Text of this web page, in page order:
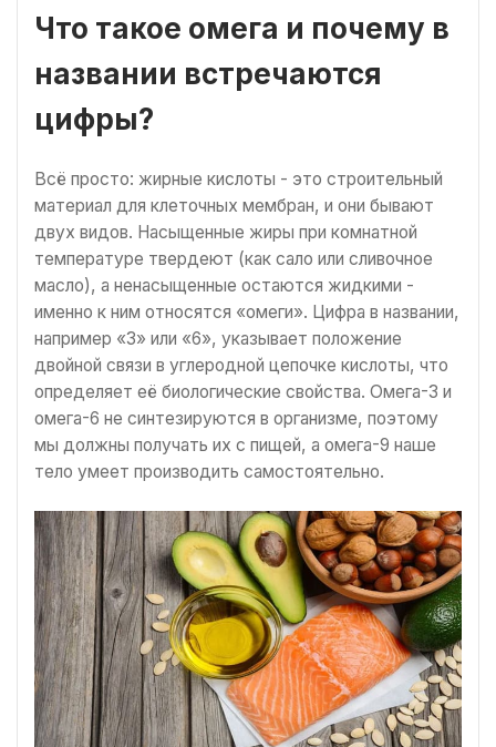
Что такое омега и почему в
названии встречаются
цифры?
Всё просто: жирные кислоты - это строительный
материал для клеточных мембран, и они бывают
двух видов. Насыщенные жиры при комнатной
температуре твердеют (как сало или сливочное
масло), а ненасыщенные остаются жидкими -
именно к ним относятся «омеги». Цифра в названии,
например «3» или «6», указывает положение
двойной связи в углеродной цепочке кислоты, что
определяет её биологические свойства. Омега-3 и
омега-6 не синтезируются в организме, поэтому
мы должны получать их с пищей, а омега-9 наше
тело умеет производить самостоятельно.